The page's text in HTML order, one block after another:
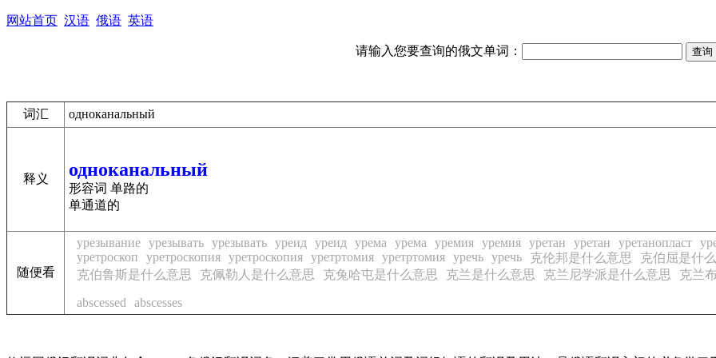
网站首页 汉语 俄语 英语
请输入您要查询的俄文单词：
词汇 одноканальный
释义 одноканальный
形容词 单路的
单通道的
随便看
урезывание урезывать урезывать уреид уреид урема урема уремия уремия уретан уретан уретанопласт
уретроскоп
уретроскопия уретроскопия уретртомия уретртомия уречь уречь 克伦邦是什么意思
克伯屈是什
克伯鲁斯是什么意思
克佩勒人是什么意思 克兔哈屯是什么意思 克兰是什么意思 克兰尼学派是什么意思 克兰
abscessed abscesses